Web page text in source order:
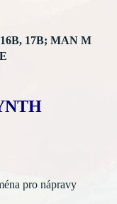
17B;MAN M
pro nápravy